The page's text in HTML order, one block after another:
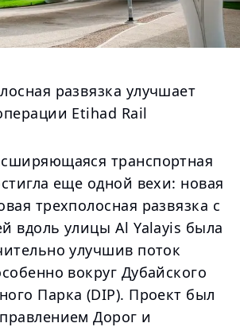
развязка улучшает
Etihad Rail
транспортная
еще одной вехи: новая
трехполосная развязка с
вдоль улицы Al Yalayis была
улучшив поток
вокруг Дубайского
Парка (DIP). Проект был
Дорог и